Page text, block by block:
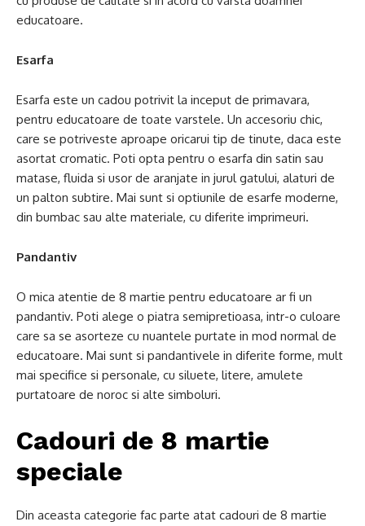
educatoare.
Esarfa
Esarfa este un cadou potrivit la inceput de primavara,
pentru educatoare de toate varstele. Un accesoriu chic,
care se potriveste aproape oricarui tip de tinute, daca este
asortat cromatic. Poti opta pentru o esarfa din satin sau
matase, fluida si usor de aranjate in jurul gatului, alaturi de
un palton subtire. Mai sunt si optiunile de esarfe moderne,
din bumbac sau alte materiale, cu diferite imprimeuri.
Pandantiv
O mica atentie de 8 martie pentru educatoare ar fi un
pandantiv. Poti alege o piatra semipretioasa, intr-o culoare
care sa se asorteze cu nuantele purtate in mod normal de
educatoare. Mai sunt si pandantivele in diferite forme, mult
mai specifice si personale, cu siluete, litere, amulete
purtatoare de noroc si alte simboluri.
Cadouri de 8 martie
speciale
Din aceasta categorie fac parte atat cadouri de 8 martie